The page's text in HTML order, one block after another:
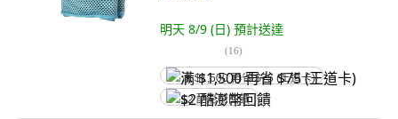
明天 8/9 (日) 預計送達
(16)
满 $1,500 再省 $75 (王道卡)
$2 酷澎幣回饋